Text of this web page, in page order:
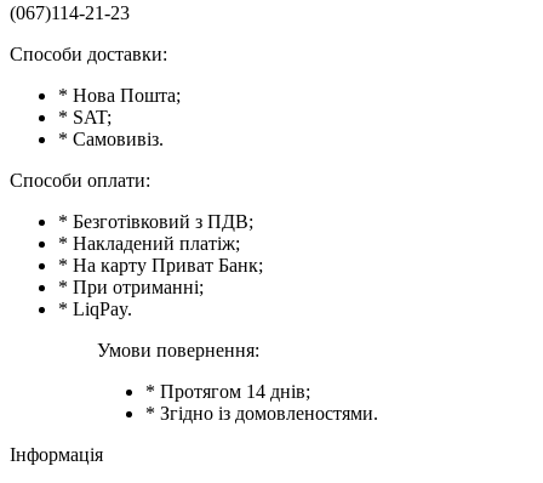
(067)114-21-23
Способи доставки:
* Нова Пошта;
* SAT;
* Самовивіз.
Способи оплати:
* Безготівковий з ПДВ;
* Накладений платіж;
* На карту Приват Банк;
* При отриманні;
* LiqPay.
Умови повернення:
* Протягом 14 днів;
* Згідно із домовленостями.
Інформація